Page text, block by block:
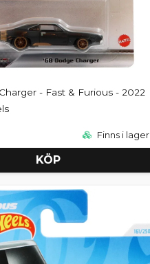
- Fast & Furious - 2022
Finns i lager
KÖP